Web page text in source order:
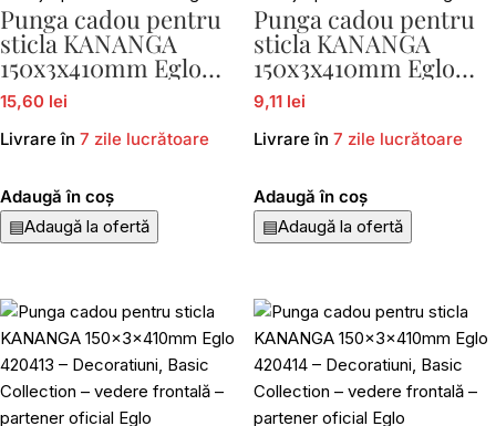
Punga cadou pentru
sticla KANANGA
150x3x410mm Eglo
420411
15,60 lei
Livrare în 7 zile lucrătoare
Adaugă în coș
▤Adaugă la ofertă
Punga cadou pentru
sticla KANANGA
150x3x410mm Eglo
420412
9,11 lei
Livrare în 7 zile lucrătoare
Adaugă în coș
▤Adaugă la ofertă